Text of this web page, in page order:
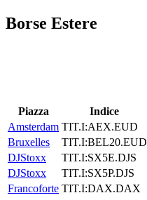
Borse Estere
Piazza Indice
Amsterdam TIT.I:AEX.EUD
Bruxelles
TIT.I:BEL20.EUD
DJStoxx
TIT.I:SX5E.DJS
DJStoxx
TIT.I:SX5P.DJS
Francoforte TIT.I:DAX.DAX